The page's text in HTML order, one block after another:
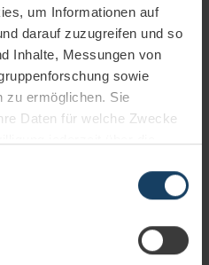
um Informationen auf
darauf zuzugreifen und so
Inhalte, Messungen von
sowie
zu ermöglichen. Sie
Daten für welche Zwecke
geografische Lage